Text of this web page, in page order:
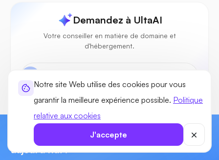
Notre site Web utilise des cookies pour vous
garantir la meilleure expérience possible. Politique
relative aux cookies
J'accepte
Demandez à UltaAI
Votre conseiller en matière de domaine et
d'hébergement.
Commencez à créer votre site Web dès
aujourd'hui !